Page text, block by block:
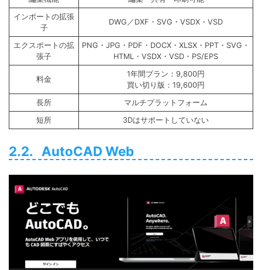
インポートの拡張
子
DWG／DXF・SVG・VSDX・VSD
エクスポートの拡
張子
PNG・JPG・PDF・DOCX・XLSX・PPT・SVG・
HTML・VSDX・VSD・PS/EPS
料金
1年間プラン：9,800円
買い切り版：19,600円
長所
マルチプラットフォーム
短所
3Dはサポートしていない
2.2. AutoCAD Web